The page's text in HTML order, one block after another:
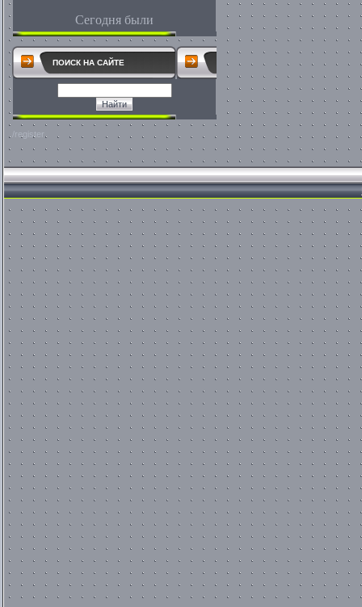
Сегодня были
ПОИСК НА САЙТЕ
/register